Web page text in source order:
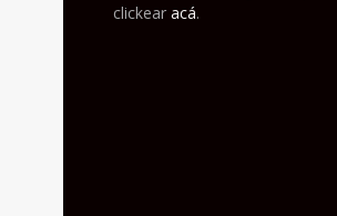
clickear acá.